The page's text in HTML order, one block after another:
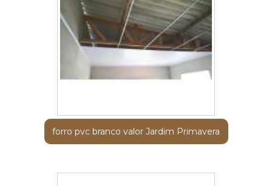
forro pvc branco valor Jardim Primavera